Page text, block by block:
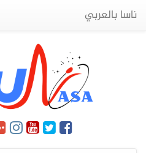
ناسا بالعربي